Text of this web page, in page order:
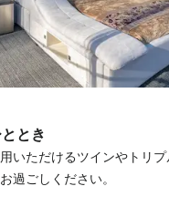
とき
いただけるツインやトリ
過ごしください。